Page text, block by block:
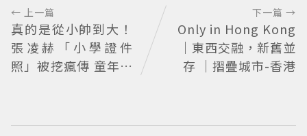
← 上一篇
真的是從小帥到大！
張凌赫「小學證件
照」被挖瘋傳 童年到
大
下一篇 →
Only in Hong Kong
｜東西交融，新舊並
存 ｜摺疊城市-香港